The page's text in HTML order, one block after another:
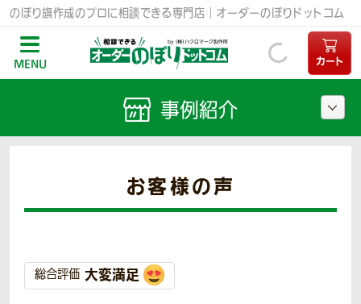
のぼり旗作成のプロに相談できる専門店｜オーダーのぼりドットコム
MENU カート
お客様の声
総合評価 大変満足
事例紹介